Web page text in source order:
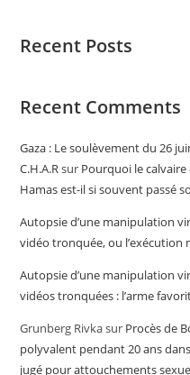
Recent Posts
Recent Comments
Gaza : Le soulèvement du 26
C.H.A.Rsur Pourquoi le
Hamas est-il si souvent passé
Autopsie d’une manipulation
vidéo tronquée, ou l’exécution
Autopsie d’une manipulation
vidéos tronquées : l’arme
Grunberg Rivkasur Procès de
polyvalent pendant 20 ans
jugé pour attouchements